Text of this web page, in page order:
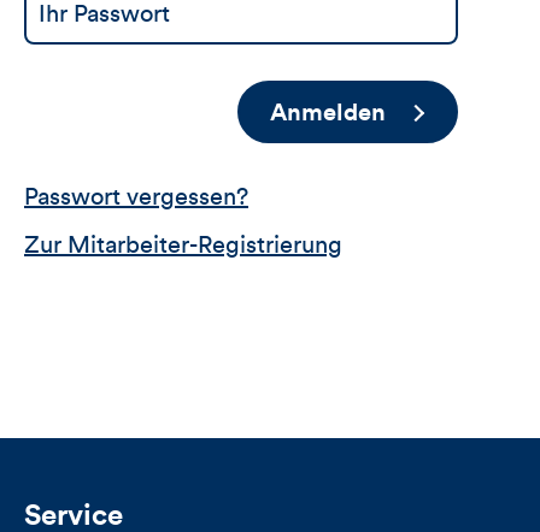
Anmelden
Passwort vergessen?
Zur Mitarbeiter-Registrierung
Service